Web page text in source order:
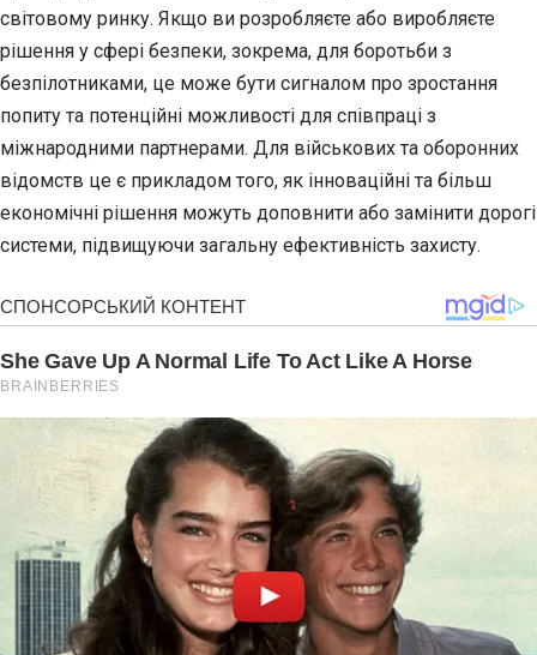
світовому ринку. Якщо ви розробляєте або виробляєте
рішення у сфері безпеки, зокрема, для боротьби з
безпілотниками, це може бути сигналом про зростання
попиту та потенційні можливості для співпраці з
міжнародними партнерами. Для військових та оборонних
відомств це є прикладом того, як інноваційні та більш
економічні рішення можуть доповнити або замінити дорогі
системи, підвищуючи загальну ефективність захисту.